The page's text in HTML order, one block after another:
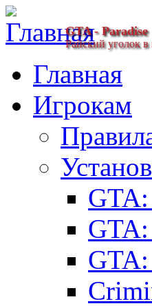
GTA - Paradise
Райский уголок
Главная
Игрокам